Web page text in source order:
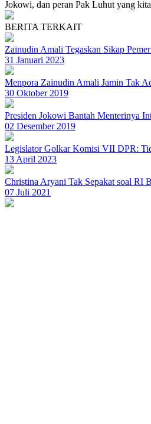
Jokowi, dan peran Pak Luhut yang
BERITA TERKAIT
Zainudin Amali Tegaskan Sikap
31 Januari 2023
Menpora Zainudin Amali Jamin Tak
30 Oktober 2019
Presiden Jokowi Bantah Menterinya
02 Desember 2019
Legislator Golkar Komisi VII DPR:
13 April 2023
Christina Aryani Tak Sepakat soal RI
07 Juli 2021